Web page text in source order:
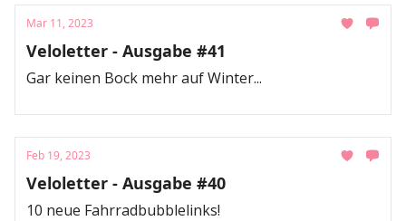
Mar 11, 2023
Veloletter - Ausgabe #41
Gar keinen Bock mehr auf Winter...
Feb 19, 2023
Veloletter - Ausgabe #40
10 neue Fahrradbubblelinks!